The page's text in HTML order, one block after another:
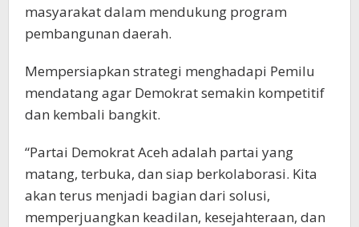
masyarakat dalam mendukung program
pembangunan daerah.
Mempersiapkan strategi menghadapi Pemilu
mendatang agar Demokrat semakin kompetitif
dan kembali bangkit.
“Partai Demokrat Aceh adalah partai yang
matang, terbuka, dan siap berkolaborasi. Kita
akan terus menjadi bagian dari solusi,
memperjuangkan keadilan, kesejahteraan, dan